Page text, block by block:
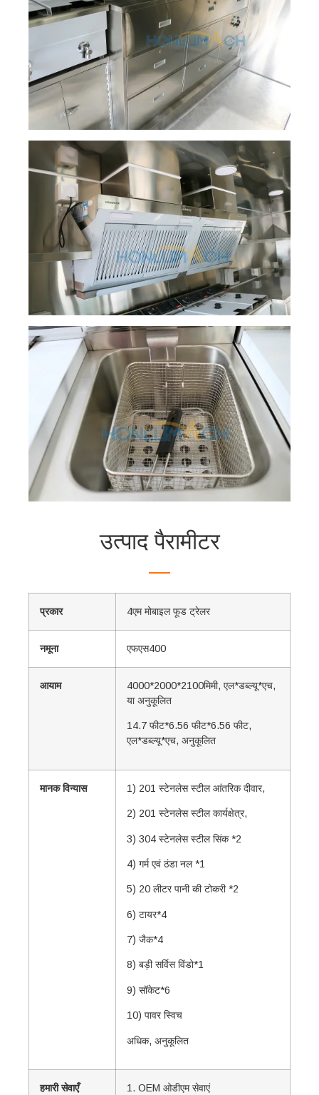
उत्पाद पैरामीटर
प्रकार 4एम मोबाइल फूड ट्रेलर
नमूना एफएस400
आयाम
4000*2000*2100मिमी, एल*डब्ल्यू*एच, ​​
या अनुकूलित
14.7 फीट*6.56 फीट*6.56 फीट,
एल*डब्ल्यू*एच, ​​अनुकूलित
मानक विन्यास 1) 201 स्टेनलेस स्टील आंतरिक दीवार,
2) 201 स्टेनलेस स्टील कार्यक्षेत्र,
3) 304 स्टेनलेस स्टील सिंक *2
4) गर्म एवं ठंडा नल *1
5) 20 लीटर पानी की टोकरी *2
6) टायर*4
7) जैक*4
8) बड़ी सर्विस विंडो*1
9) सॉकेट*6
10) पावर स्विच
अधिक, अनुकूलित
हमारी सेवाएँ 1. OEM ओडीएम सेवाएं